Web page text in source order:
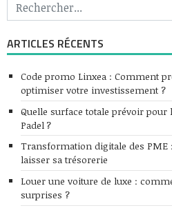
ARTICLES RÉCENTS
Code promo Linxea : Comment
optimiser votre investissement ?
Quelle surface totale prévoir pour
Padel ?
Transformation digitale des
laisser sa trésorerie
Louer une voiture de luxe :
surprises ?